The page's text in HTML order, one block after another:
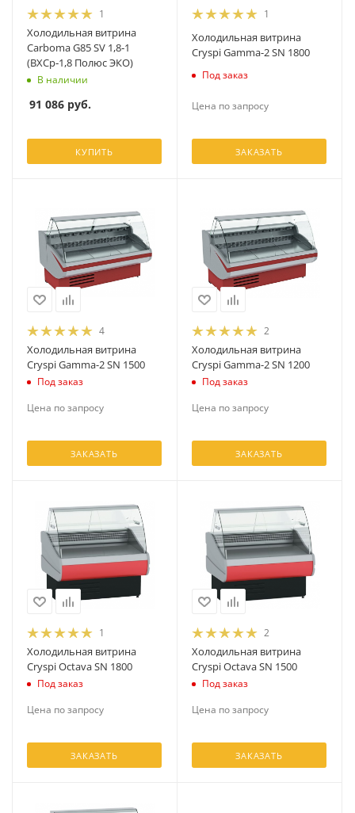
1
Холодильная витрина
Carboma G85 SV 1,8‑1
(ВХСр‑1,8 Полюс ЭКО)
В наличии
91 086 руб.
КУПИТЬ
1
Холодильная витрина
Cryspi Gamma-2 SN 1800
Под заказ
Цена по запросу
ЗАКАЗАТЬ
4
Холодильная витрина
Cryspi Gamma-2 SN 1500
Под заказ
Цена по запросу
ЗАКАЗАТЬ
2
Холодильная витрина
Cryspi Gamma-2 SN 1200
Под заказ
Цена по запросу
ЗАКАЗАТЬ
1
Холодильная витрина
Cryspi Octava SN 1800
Под заказ
Цена по запросу
ЗАКАЗАТЬ
2
Холодильная витрина
Cryspi Octava SN 1500
Под заказ
Цена по запросу
ЗАКАЗАТЬ